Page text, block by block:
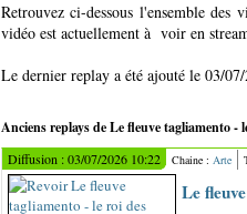
Retrouvez ci-dessous l'ensemble
vidéo est actuellement à voir en
Le dernier replay a été ajouté le 03/
Anciens replays de Le fleuve tagliamento -
Diffusion : 03/07/2026 10:22 Chaine : Arte
Le